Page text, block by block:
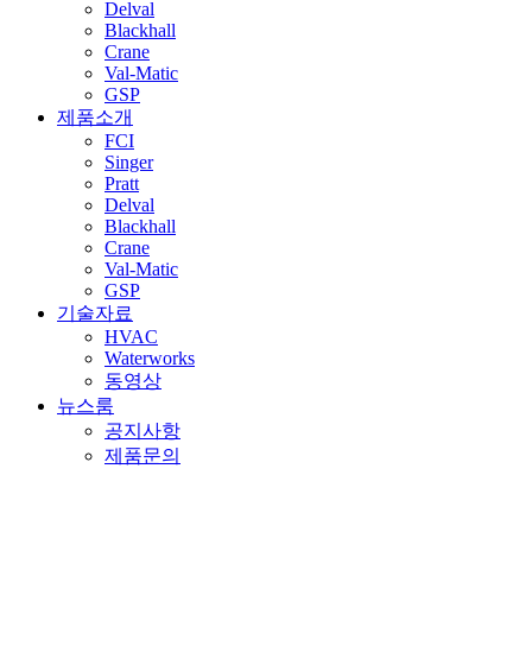
Delval
Blackhall
Crane
Val-Matic
GSP
제품소개
FCI
Singer
Pratt
Delval
Blackhall
Crane
Val-Matic
GSP
기술자료
HVAC
Waterworks
동영상
뉴스룸
공지사항
제품문의